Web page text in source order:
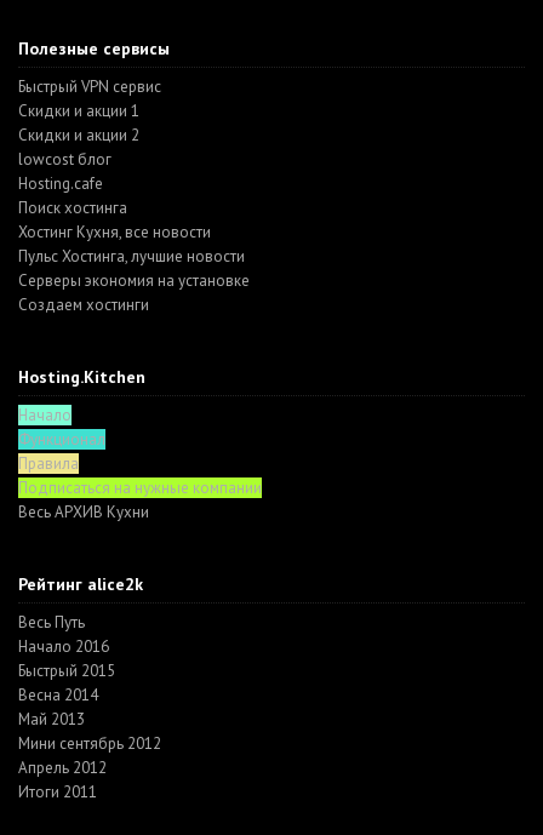
Полезные сервисы
Быстрый VPN сервис
Скидки и акции 1
Скидки и акции 2
lowcost блог
Hosting.cafe
Поиск хостинга
Хостинг Кухня, все новости
Пульс Хостинга, лучшие новости
Серверы экономия на установке
Создаем хостинги
Hosting.Kitchen
Начало
Функционал
Правила
Подписаться на нужные компании
Весь АРХИВ Кухни
Рейтинг alice2k
Весь Путь
Начало 2016
Быстрый 2015
Весна 2014
Май 2013
Мини сентябрь 2012
Апрель 2012
Итоги 2011